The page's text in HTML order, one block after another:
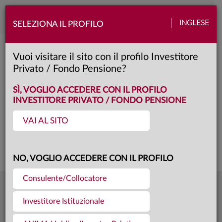
SELEZIONA IL PROFILO INGLESE
Vuoi visitare il sito con il profilo Investitore
Privato / Fondo Pensione?
SÌ, VOGLIO ACCEDERE CON IL PROFILO
INVESTITORE PRIVATO / FONDO PENSIONE
VAI AL SITO
NO, VOGLIO ACCEDERE CON IL PROFILO
Consulente/Collocatore
Investitore Istituzionale
Toggle
Anima Obbligazionario High Yield
Classe: F
Questa è una comunicazione di marketing. Si prega di consultare il prospetto e
Ultima quota
04.08.26
Patrimonio fondo 31.07.26